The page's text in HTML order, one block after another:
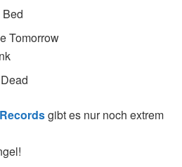
Tomorrow
gibt es nur noch extrem